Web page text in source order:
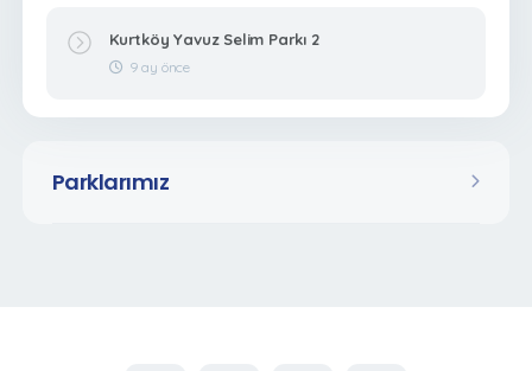
Parklarımız
Kurtköy Yavuz Selim Parkı 2
9 ay önce